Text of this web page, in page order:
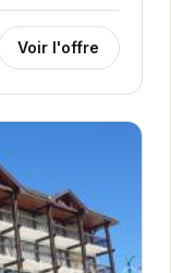
Voir l'offre